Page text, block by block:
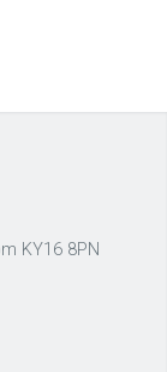
KY16 8PN